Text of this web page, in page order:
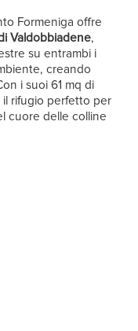
Formeniga offre
Valdobbiadene,
su entrambi i
creando
i suoi 61 mq di
il rifugio perfetto per
cuore delle colline